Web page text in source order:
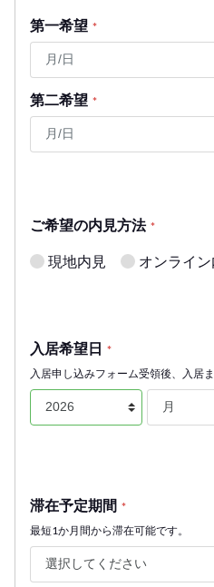
第一希望 *
第二希望 *
ご希望の内見方法 *
現地内見 オンライン
入居希望日 *
入居申し込みフォーム受領後、入居
滞在予定期間 *
最短1か月間から滞在可能です。